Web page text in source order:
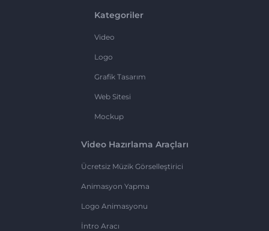
Kategoriler
Video
Logo
Grafik Tasarım
Web Sitesi
Mockup
Video Hazırlama Araçları
Ücretsiz Müzik Görselleştirici
Animasyon Yapma
Logo Animasyonu
İntro Aracı